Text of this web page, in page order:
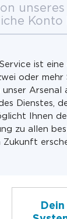
Konto
ist
oder mehr
unser Arsenal
Dienstes,
Ihnen
zu allen
Zukunft
Dein